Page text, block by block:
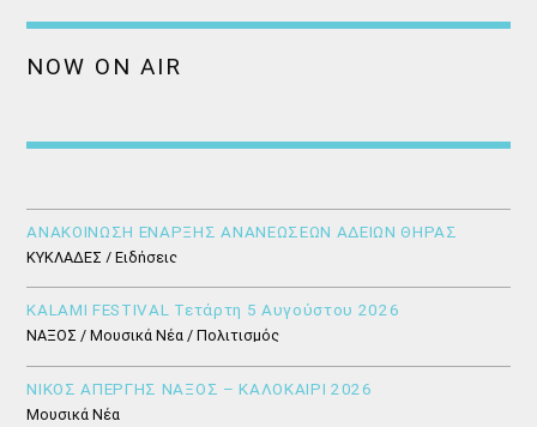
NOW ON AIR
ΑΝΑΚΟΙΝΩΣΗ ΕΝΑΡΞΗΣ ΑΝΑΝΕΩΣΕΩΝ ΑΔΕΙΩΝ ΘΗΡΑΣ
ΚΥΚΛΑΔΕΣ / Ειδήσεις
KALAMI FESTIVAL Τετάρτη 5 Αυγούστου 2026
ΝΑΞΟΣ / Μουσικά Νέα / Πολιτισμός
ΝΙΚΟΣ ΑΠΕΡΓΗΣ ΝΑΞΟΣ – ΚΑΛΟΚΑΙΡΙ 2026
Μουσικά Νέα